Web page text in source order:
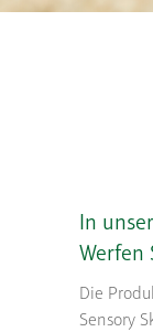
In
Werfen
Die
Sensory